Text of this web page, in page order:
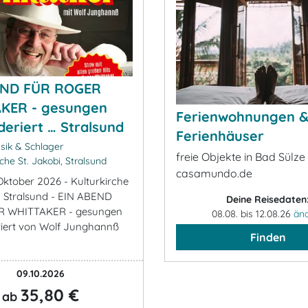
FÜR ROGER
- gesungen
… Stralsund
& Schlager
St. Jakobi, Stralsund
2026 - Kulturkirche
- EIN ABEND
WHITTAKER - gesungen
von Wolf Junghannß
09.10.2026
ab 35,80 €
Ferienwohnungen &
Ferienhäuser
freie Objekte in Bad Sülze
casamundo.de
Deine
08.08. bis 12.08.26
Finden